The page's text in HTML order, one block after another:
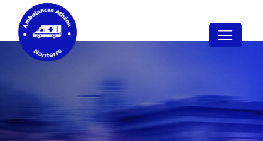
Panneau de gestion des cookies